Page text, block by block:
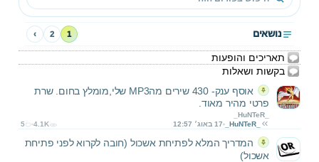
נושאים 1
2
›
תאריכים והופעות
בקשות ושאלות
אוסף ענק- 430 שירים מהMP3 שלי,מומלץ בחום. שרת
פרטי מהיר מאוד.
_HuNTeR_
_HuNTeR_
17 באוג׳ 12:57 5 4.1K
המדריך המלא לפתיחת אשכול (חובה לקרוא לפני פתיחת
אשכול)